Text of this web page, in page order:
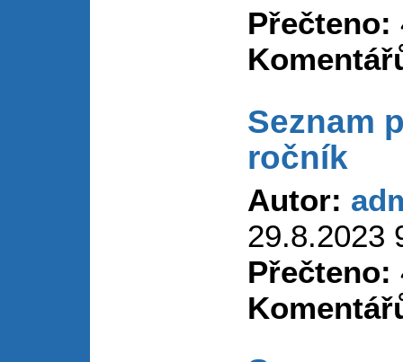
Přečteno:
Seznam
ročník
Autor:
29.8.2023
Přečteno: